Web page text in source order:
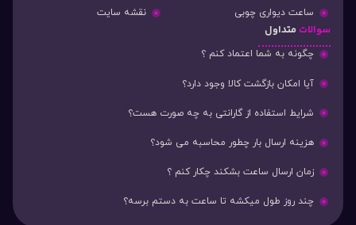
ساعت دیواری چوبی نقشه سایت
سوالات متداول
چگونه به شما اعتماد کنم ؟
آیا امکان بازگشت کالا وجود دارد؟
شرایط استفاده از گارانتی به چه صورت هست؟
هزینه ارسال بار چطور محاسبه می شود؟
زمان ارسال ساعت بشکند چکار کنم ؟
چند روز طول میکشه تا ساعت به دستم برسه؟